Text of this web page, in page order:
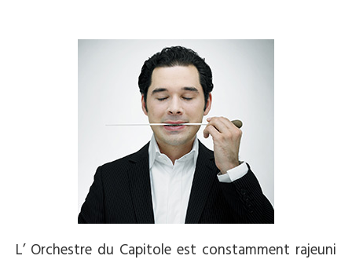
L’ Orchestre du Capitole est constamment rajeuni